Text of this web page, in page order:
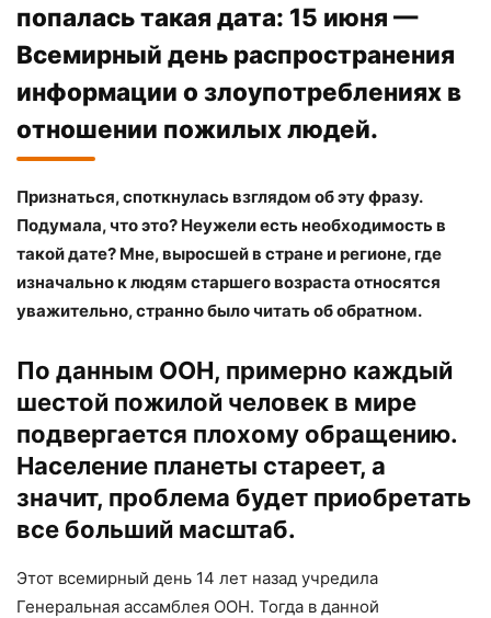
попалась такая дата: 15 июня —
Всемирный день распространения
информации о злоупотреблениях в
отношении пожилых людей.
Признаться, споткнулась взглядом об эту фразу.
Подумала, что это? Неужели есть необходимость в
такой дате? Мне, выросшей в стране и регионе, где
изначально к людям старшего возраста относятся
уважительно, странно было читать об обратном.
По данным ООН, примерно каждый
шестой пожилой человек в мире
подвергается плохому обращению.
Население планеты стареет, а
значит, проблема будет приобретать
все больший масштаб.
Этот всемирный день 14 лет назад учредила
Генеральная ассамблея ООН. Тогда в данной